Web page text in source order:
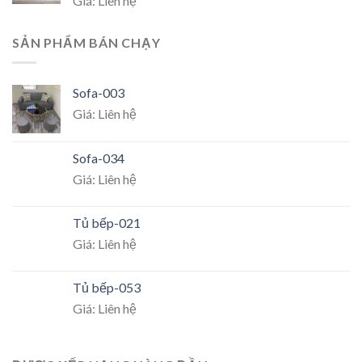
SẢN PHẨM BÁN CHẠY
Sofa-003
Giá: Liên hệ
Sofa-034
Giá: Liên hệ
Tủ bếp-021
Giá: Liên hệ
Tủ bếp-053
Giá: Liên hệ